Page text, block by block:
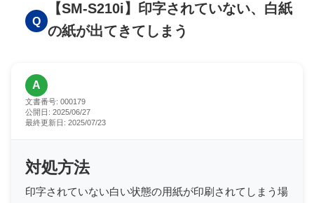
Q
【SM-S210i】印字されていない、白紙
の紙が出てきてしまう
A
文書番号: 000179
公開日: 2025/06/27
最終更新日: 2025/07/23
対処方法
印字されていない白い状態の用紙が印刷されてしまう場